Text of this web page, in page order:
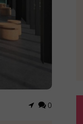
0